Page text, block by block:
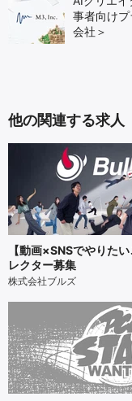
事者向け
会社＞
他の関連する求人
【動画×SNSでやりた
レクター募集
株式会社ブルズ